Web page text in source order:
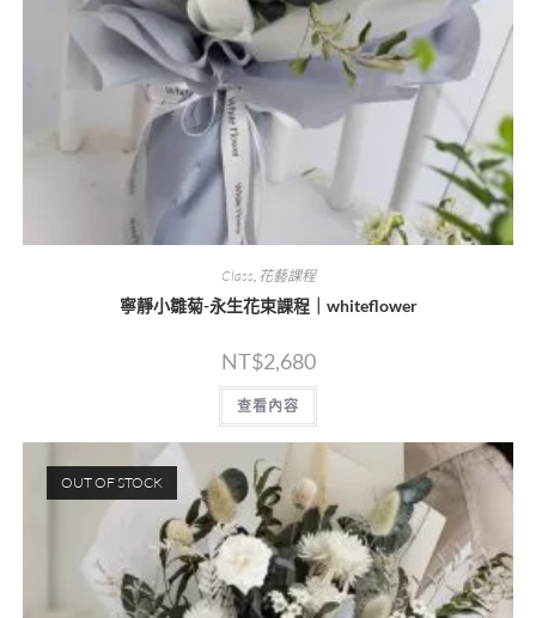
Class, 花藝課程
寧靜小雛菊-永生花束課程｜whiteflower
NT$2,680
查看內容
OUT OF STOCK